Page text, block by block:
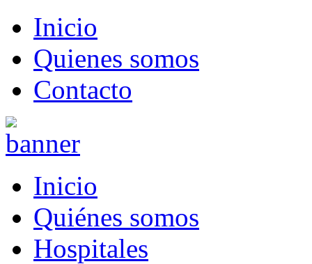
Inicio
Quienes somos
Contacto
Inicio
Quiénes somos
Hospitales